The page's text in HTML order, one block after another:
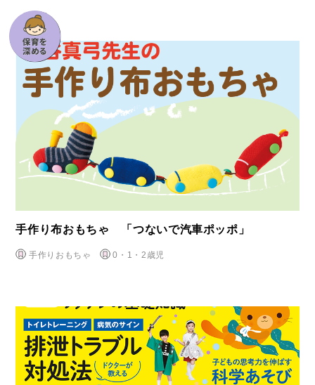
手作り布おもちゃ 「つないで汽車ポッポ」
手作りおもちゃ 0・1・2歳児